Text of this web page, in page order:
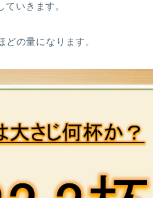
いきます。
の量になります。